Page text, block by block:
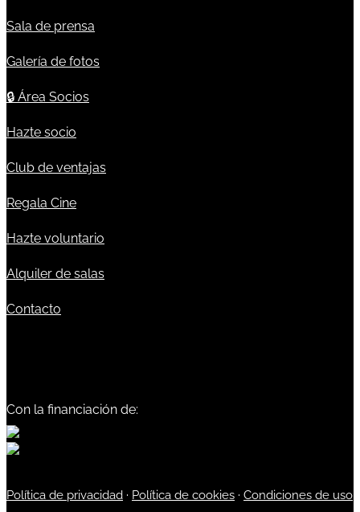
Sala de prensa
Galería de fotos
🔒 Área Socios
Hazte socio
Club de ventajas
Regala Cine
Hazte voluntario
Alquiler de salas
Contacto
Con la financiación de:
Política de privacidad · Política de cookies · Condiciones de uso